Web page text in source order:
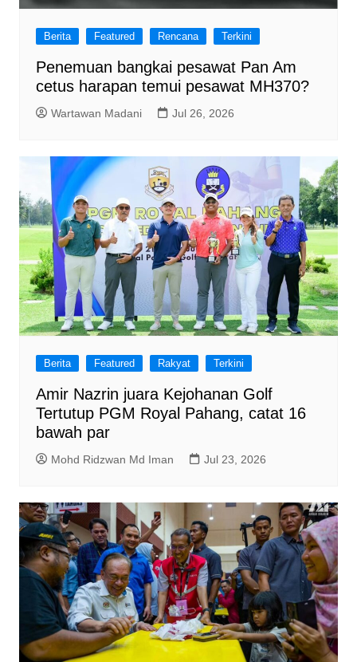
Berita Featured Rencana Terkini
Penemuan bangkai pesawat Pan Am
cetus harapan temui pesawat MH370?
Wartawan Madani Jul 26, 2026
Berita Featured Rakyat Terkini
Amir Nazrin juara Kejohanan Golf
Tertutup PGM Royal Pahang, catat 16
bawah par
Mohd Ridzwan Md Iman Jul 23, 2026